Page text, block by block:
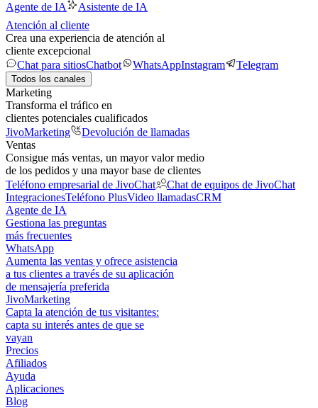
Agente de IA
Asistente de IA
Atención al cliente
Crea una experiencia de atención al
cliente excepcional
Chat para sitiosChatbot WhatsAppInstagram Telegram
Todos los canales
Marketing
Transforma el tráfico en
clientes potenciales cualificados
JivoMarketing
Devolución de llamadas
Ventas
Consigue más ventas, un mayor valor medio
de los pedidos y una mayor base de clientes
Teléfono empresarial de JivoChat
Chat de equipos de JivoChat
IntegracionesTeléfono PlusVideo llamadasCRM
Agente de IA
Gestiona las preguntas
más frecuentes
WhatsApp
Aumenta las ventas y ofrece asistencia
a tus clientes a través de su aplicación
de mensajería preferida
JivoMarketing
Capta la atención de tus visitantes:
capta su interés antes de que se
vayan
Precios
Afiliados
Ayuda
Aplicaciones
Blog